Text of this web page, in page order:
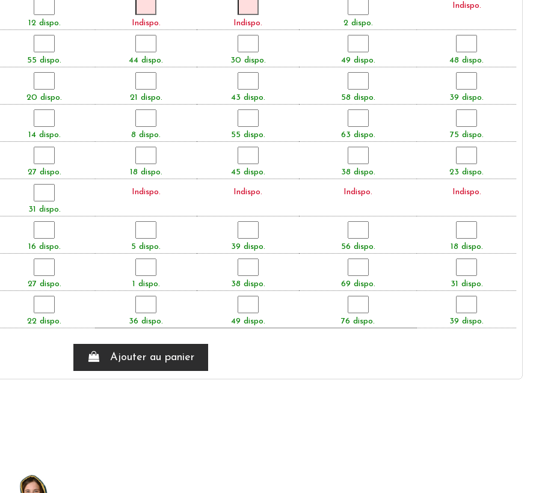
12 dispo.
Indispo. Indispo. 2 dispo.
Indispo.
55 dispo.
44 dispo. 30 dispo. 49 dispo. 48 dispo.
20 dispo.
21 dispo. 43 dispo. 58 dispo. 39 dispo.
14 dispo.
8 dispo. 55 dispo. 63 dispo. 75 dispo.
27 dispo.
18 dispo. 45 dispo. 38 dispo. 23 dispo.
31 dispo.
Indispo. Indispo. Indispo. Indispo.
16 dispo.
5 dispo. 39 dispo. 56 dispo. 18 dispo.
27 dispo.
1 dispo. 38 dispo. 69 dispo. 31 dispo.
22 dispo.
36 dispo. 49 dispo. 76 dispo. 39 dispo.
Ajouter au panier